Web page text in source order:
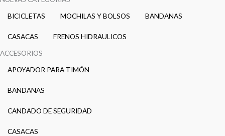
BICICLETAS
MOCHILAS Y BOLSOS BANDANAS
CASACAS
FRENOS HIDRAULICOS
ACCESORIOS
APOYADOR PARA TIMÓN
BANDANAS
CANDADO DE SEGURIDAD
CASACAS